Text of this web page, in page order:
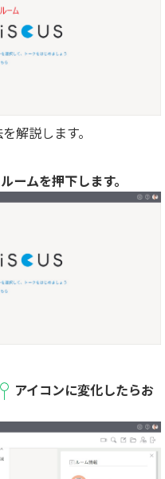
解説します。
ームを押下します。
アイコンに変化したらお